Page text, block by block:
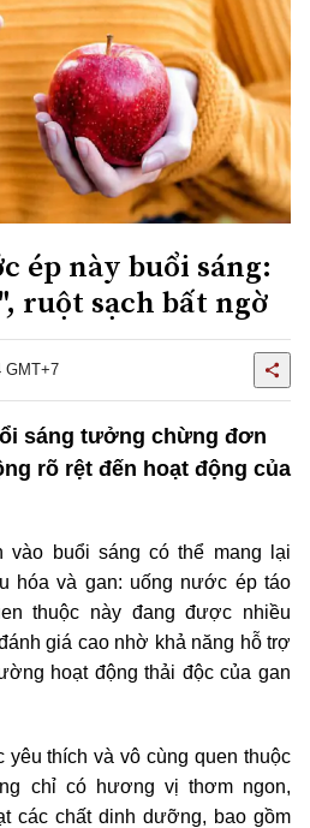
ép này buổi sáng:
ruột sạch bất ngờ
GMT+7
sáng tưởng chừng đơn
rõ rệt đến hoạt động của
vào buổi sáng có thể mang lại
hóa và gan: uống nước ép táo
thuộc này đang được nhiều
giá cao nhờ khả năng hỗ trợ
hoạt động thải độc của gan
thích và vô cùng quen thuộc
chỉ có hương vị thơm ngon,
các chất dinh dưỡng, bao gồm